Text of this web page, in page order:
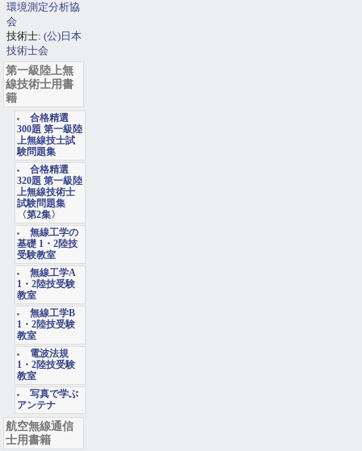
環境測定分析協
会
技術士: (公)日本
技術士会
第一級陸上無
線技術士用書
籍
合格精選
300題 第一級陸
上無線技士試
験問題集
合格精選
320題 第一級陸
上無線技術士
試験問題集
〈第2集〉
無線工学の
基礎 1・2陸技
受験教室
無線工学A
1・2陸技受験
教室
無線工学B
1・2陸技受験
教室
電波法規
1・2陸技受験
教室
写真で学ぶ
アンテナ
航空無線通信
士用書籍